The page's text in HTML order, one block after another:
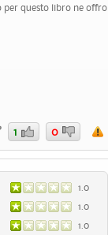
per questo libro ne offro
1 0
1.0
1.0
1.0